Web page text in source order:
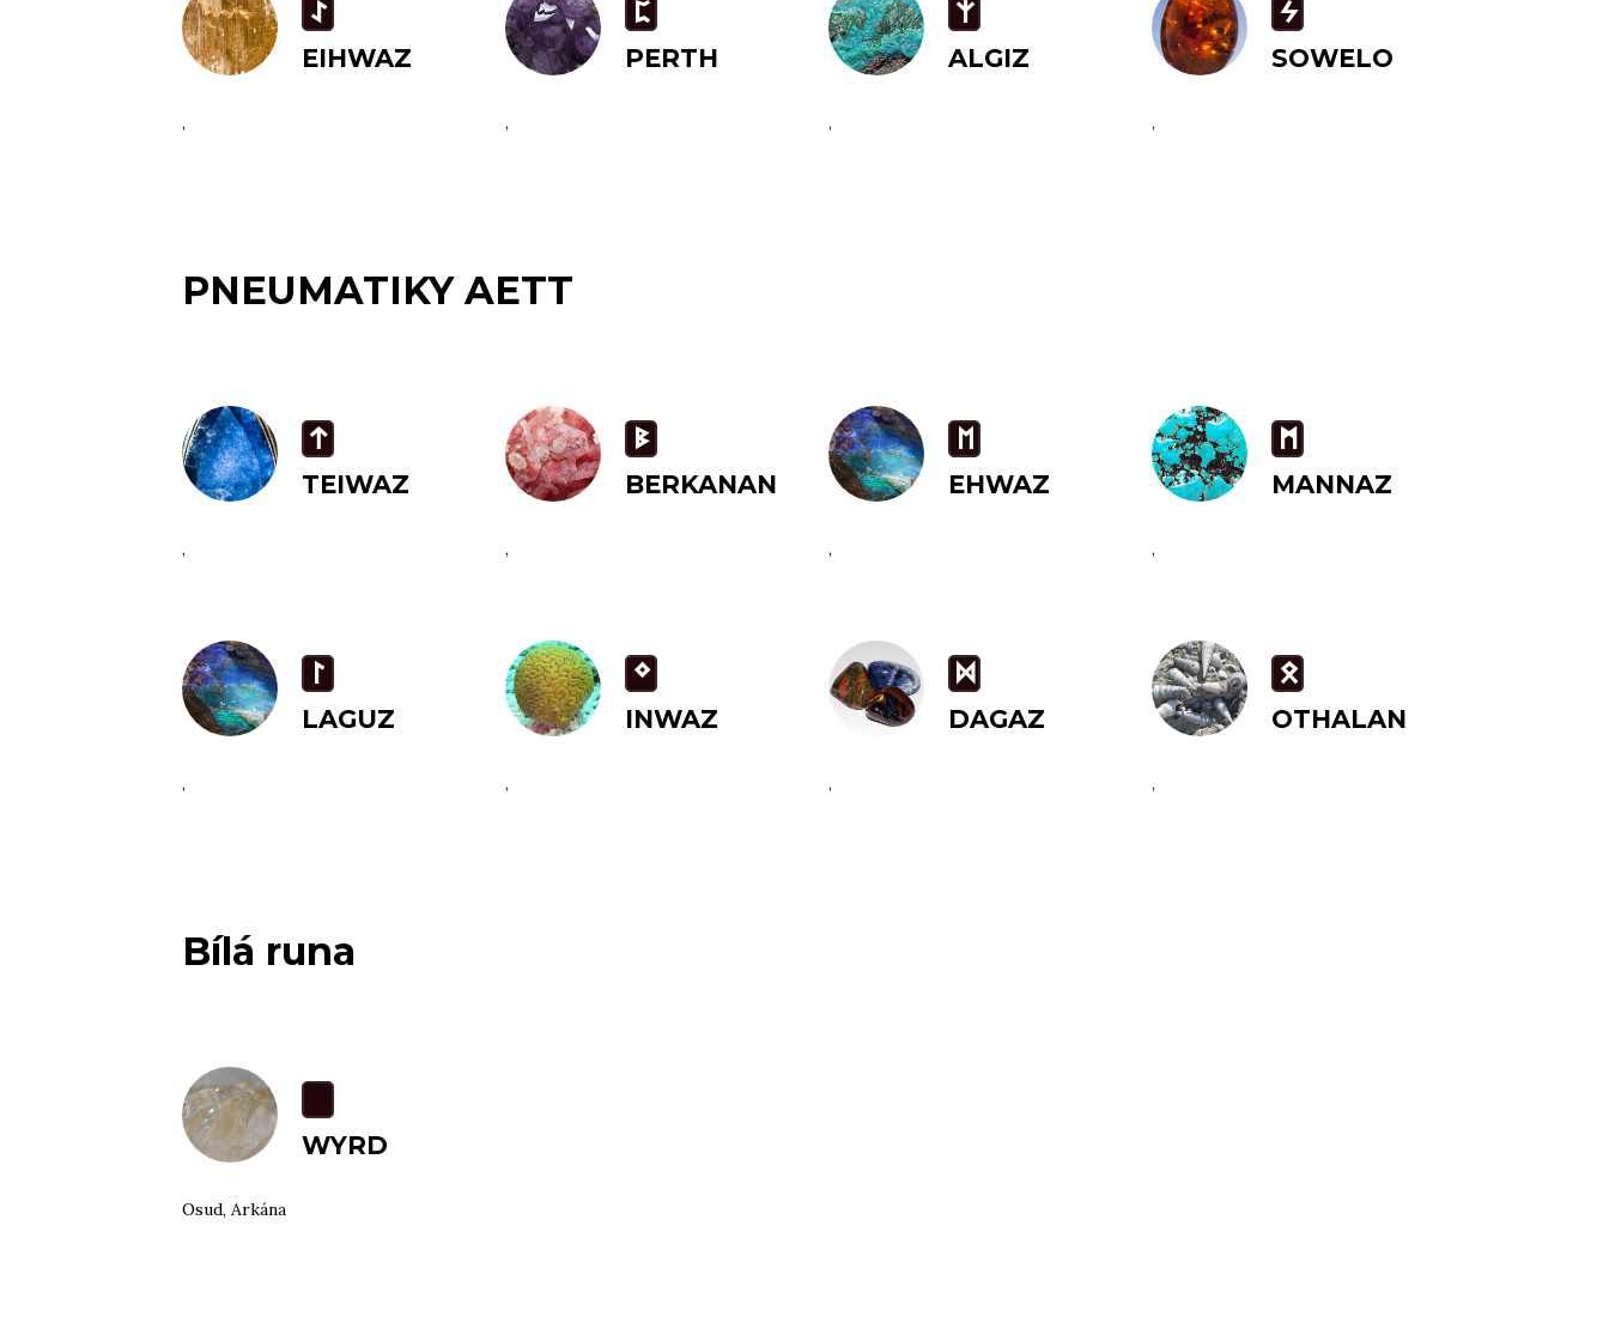
I
EIHWAZ
,
P
PERTH
,
Z
ALGIZ
,
S
SOWELO
,
PNEUMATIKY AETT
t
TEIWAZ
,
B
BERKANAN
,
E
EHWAZ
,
M
MANNAZ
,
L
LAGUZ
,
N
INWAZ
,
D
DAGAZ
,
O
OTHALAN
,
Bílá runa
WYRD
Osud, Arkána